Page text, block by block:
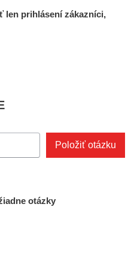
len prihlásení zákazníci,
Položiť otázku
otázky